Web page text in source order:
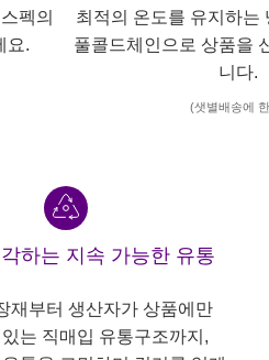
펙의
요.
최적의 온도를 유지하는
풀콜드체인으로 상품을
니다.
(샛별배송에
하는 지속 가능한 유통
재부터 생산자가 상품에만
는 직매입 유통구조까지,